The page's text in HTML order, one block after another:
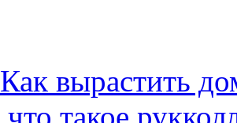
Как вырастить